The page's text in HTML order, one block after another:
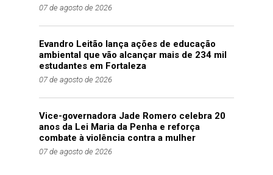
07 de agosto de 2026
Evandro Leitão lança ações de educação
ambiental que vão alcançar mais de 234 mil
estudantes em Fortaleza
07 de agosto de 2026
Vice-governadora Jade Romero celebra 20
anos da Lei Maria da Penha e reforça
combate à violência contra a mulher
07 de agosto de 2026